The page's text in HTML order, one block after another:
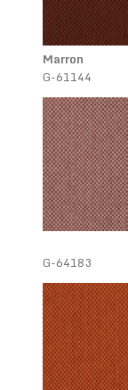
Marron
G-61144
G-64183